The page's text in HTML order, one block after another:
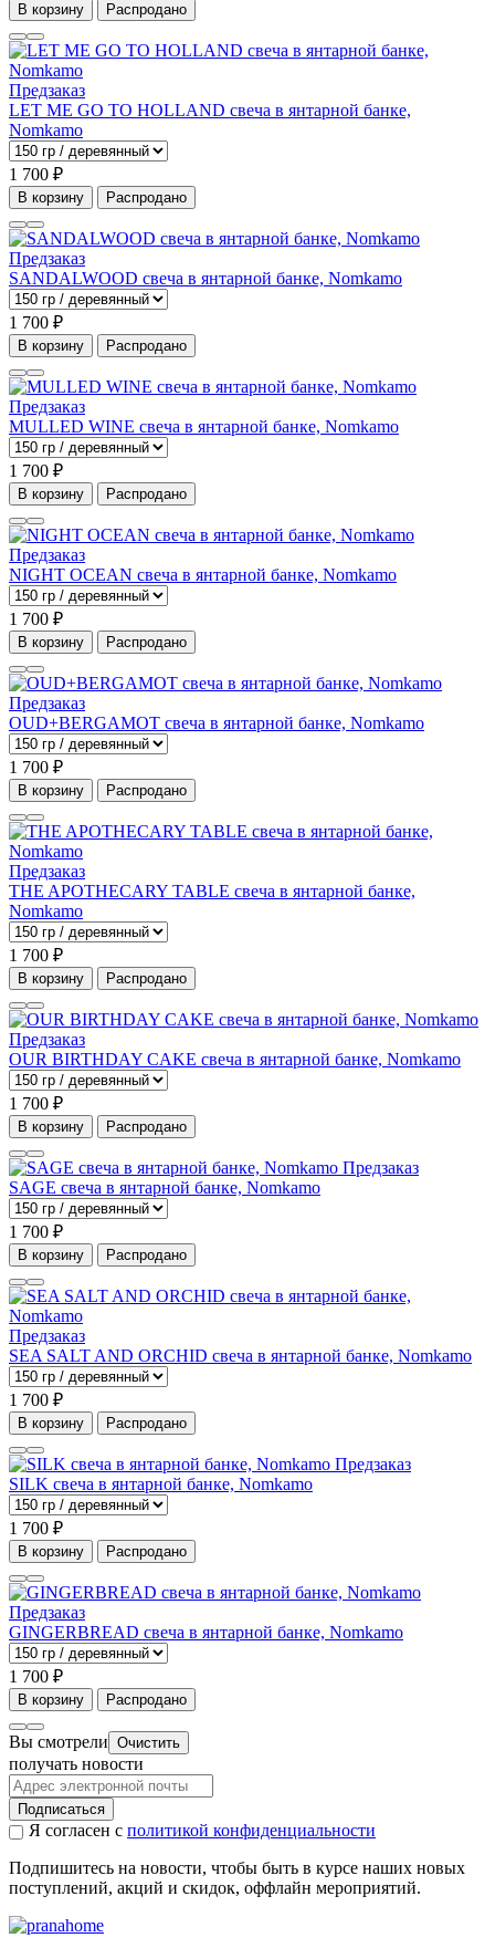
В корзину Распродано
Предзаказ
LET ME GO TO HOLLAND свеча в янтарной банке,
Nomkamo
1 700 ₽
В корзину Распродано
Предзаказ
SANDALWOOD свеча в янтарной банке, Nomkamo
1 700 ₽
В корзину Распродано
Предзаказ
MULLED WINE свеча в янтарной банке, Nomkamo
1 700 ₽
В корзину Распродано
Предзаказ
NIGHT OCEAN свеча в янтарной банке, Nomkamo
1 700 ₽
В корзину Распродано
Предзаказ
OUD+BERGAMOT свеча в янтарной банке, Nomkamo
1 700 ₽
В корзину Распродано
Предзаказ
THE APOTHECARY TABLE свеча в янтарной банке,
Nomkamo
1 700 ₽
В корзину Распродано
Предзаказ
OUR BIRTHDAY CAKE свеча в янтарной банке, Nomkamo
1 700 ₽
В корзину Распродано
Предзаказ
SAGE свеча в янтарной банке, Nomkamo
1 700 ₽
В корзину Распродано
Предзаказ
SEA SALT AND ORCHID свеча в янтарной банке, Nomkamo
1 700 ₽
В корзину Распродано
Предзаказ
SILK свеча в янтарной банке, Nomkamo
1 700 ₽
В корзину Распродано
Предзаказ
GINGERBREAD свеча в янтарной банке, Nomkamo
1 700 ₽
В корзину Распродано
Вы смотрели Очистить
получать новости
Подписаться
Я согласен с политикой конфиденциальности
Подпишитесь на новости, чтобы быть в курсе наших новых
поступлений, акций и скидок, оффлайн мероприятий.